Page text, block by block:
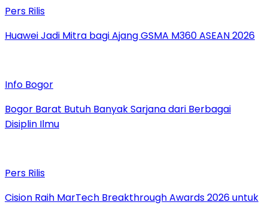
Pers Rilis
Huawei Jadi Mitra bagi Ajang GSMA M360 ASEAN 2026
Info Bogor
Bogor Barat Butuh Banyak Sarjana dari Berbagai
Disiplin Ilmu
Pers Rilis
Cision Raih MarTech Breakthrough Awards 2026 untuk